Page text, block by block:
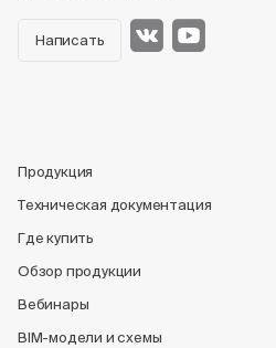
Написать
Продукция
Техническая документация
Где купить
Обзор продукции
Вебинары
BIM-модели и схемы